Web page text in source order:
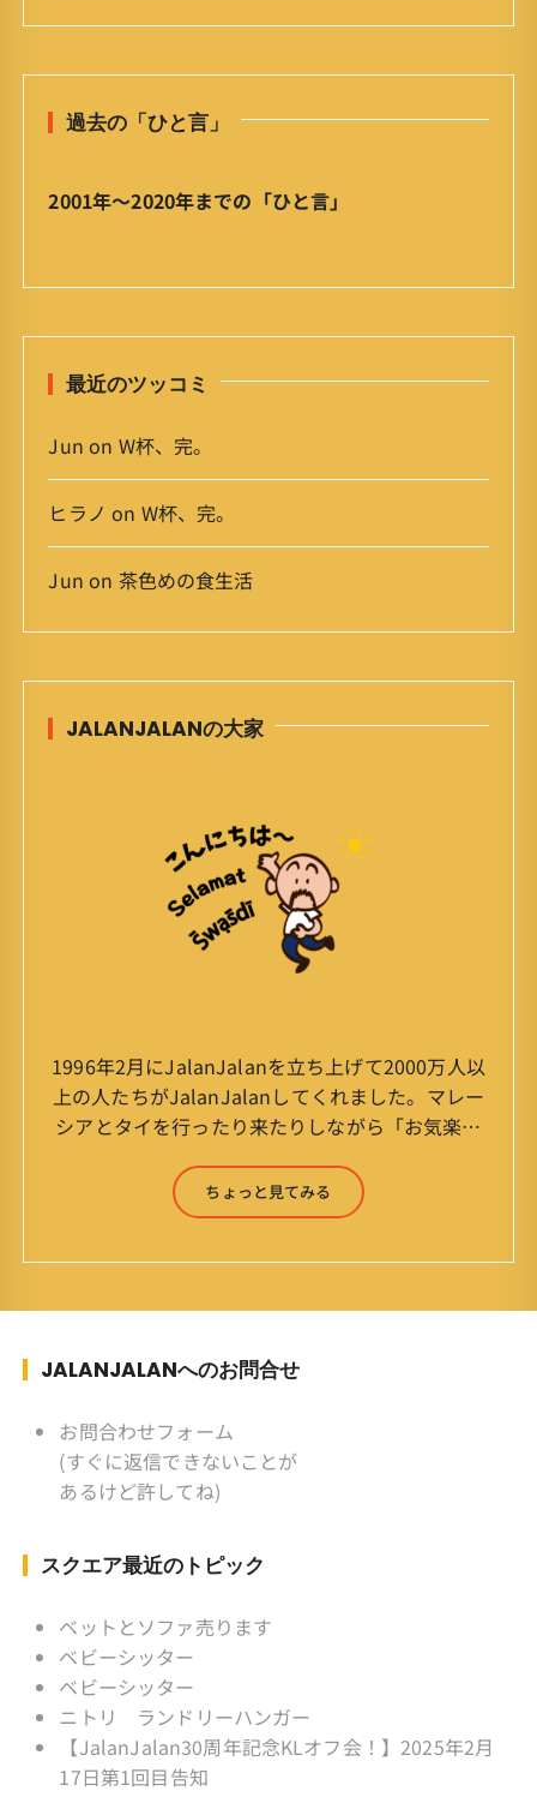
ひ
言
ア
イ
過去の「ひと言」
2001年〜2020年までの「ひと言」
最近のツッコミ
Jun on W杯、完。
ヒラノ on W杯、完。
Jun on 茶色めの食生活
JALANJALANの大家
1996年2月にJalanJalanを立ち上げて2000万人以
上の人たちがJalanJalanしてくれました。マレー
シアとタイを行ったり来たりしながら「お気楽」
森 淳（Jun Yamamori） 生年月日 ：1959年
7月4日(61才) 生まれ ：香港(3才まで)
スポーツ ：水泳(浜名湾流古式泳法、競泳平泳
ク ソフトボール
監督 BKKソフトボール「おぼん
こぼん 」監督 マレーシア歴：1991年から31年
目 タイ歴 ：2001年から21年目
ちょっと見てみる
JALANJALANへのお問合せ
お問合わせフォーム
(すぐに返信できないことが
あるけど許してね)
スクエア最近のトピック
ベットとソファ売ります
ベビーシッター
ベビーシッター
ニトリ ランドリーハンガー
【JalanJalan30周年記念KLオフ会！】2025年2月
17日第1回目告知